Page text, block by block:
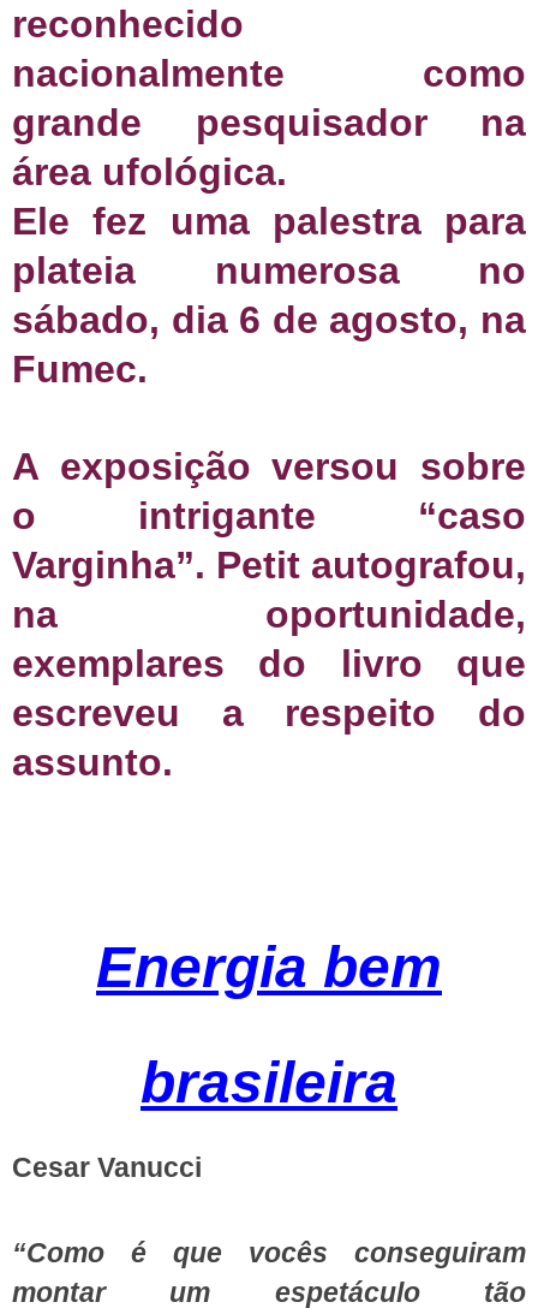
reconhecido
nacionalmente como
grande pesquisador na
área ufológica.
Ele fez uma palestra para
plateia numerosa no
sábado, dia 6 de agosto, na
Fumec.
A exposição versou sobre
o intrigante “caso
Varginha”. Petit autografou,
na oportunidade,
exemplares do livro que
escreveu a respeito do
assunto.
Energia bem
brasileira
Cesar Vanucci
“Como é que vocês conseguiram
montar um espetáculo tão